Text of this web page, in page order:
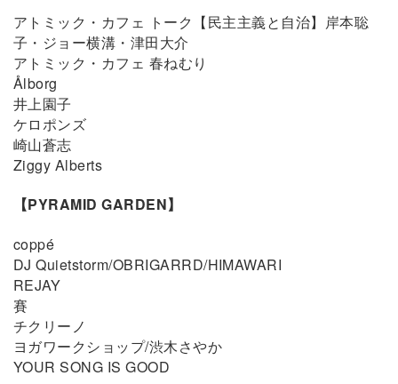
アトミック・カフェ トーク【民主主義と自治】岸本聡
子・ジョー横溝・津田大介
アトミック・カフェ 春ねむり
Ålborg
井上園子
ケロポンズ
崎山蒼志
Ziggy Alberts
【PYRAMID GARDEN】
coppé
DJ Quietstorm/OBRIGARRD/HIMAWARI
REJAY
賽
チクリーノ
ヨガワークショップ/渋木さやか
YOUR SONG IS GOOD